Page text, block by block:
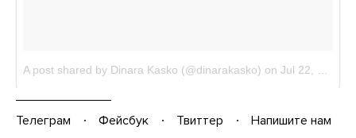
Телеграм Фейсбук Твиттер Напишите нам